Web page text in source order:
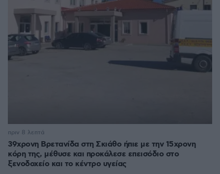
39χρονη Βρετανίδα στη Σκιάθο ήπιε με την 15χρονη
κόρη της, μέθυσε και προκάλεσε επεισόδιο στο
ξενοδοχείο και το κέντρο υγείας
πριν 8 λεπτά